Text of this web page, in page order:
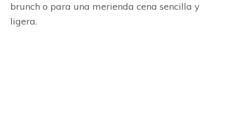
brunch o para una merienda cena sencilla y
ligera.